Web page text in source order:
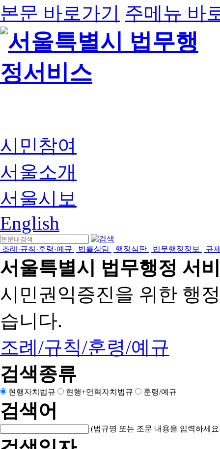
본문 바로가기 주메뉴 바
시민참여
서울소개
서울시보
English
조례·규칙·훈령·예규 법률상담 행정심판 법무행정정보 규
서울특별시 법무행정 서
시민권익증진을 위한 행
습니다.
조례/규칙/훈령/예규
검색종류
현행자치법규 현행+연혁자치법규 훈령/예규
검색어
(법규명 또는 조문 내용을 입력하세